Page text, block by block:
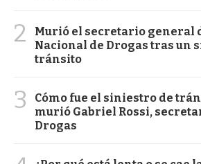
2
Murió el secretario general
Nacional de Drogas tras un
tránsito
3
Cómo fue el siniestro de
murió Gabriel Rossi,
Drogas